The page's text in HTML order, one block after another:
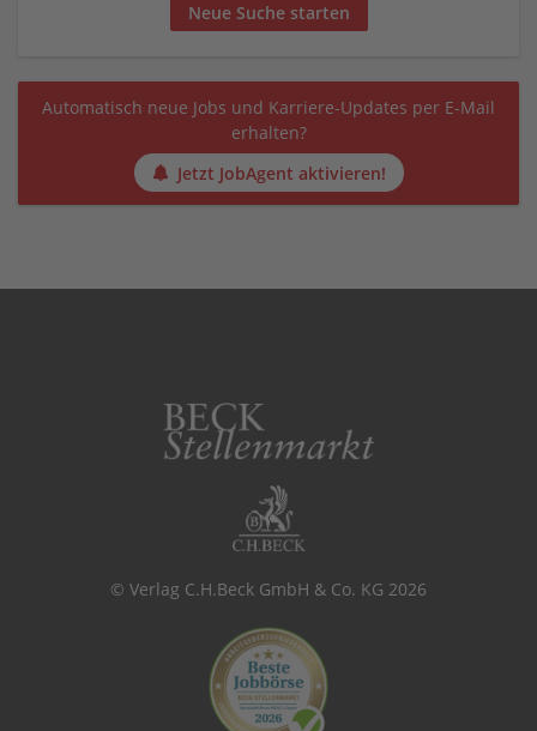
Neue Suche starten
Automatisch neue Jobs und Karriere-Updates per E-Mail
erhalten?
Jetzt JobAgent aktivieren!
© Verlag C.H.Beck GmbH & Co. KG 2026